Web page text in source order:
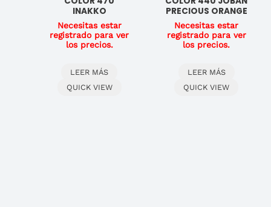
INAKKO
Necesitas estar
registrado para ver
los precios.
LEER MÁS
QUICK VIEW
PRECIOUS ORANGE
Necesitas estar
registrado para ver
los precios.
LEER MÁS
QUICK VIEW